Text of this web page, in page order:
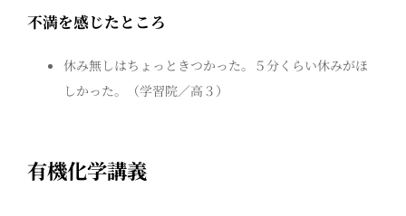
不満を感じたところ
休み無しはちょっときつかった。５分くらい休みがほ
しかった。（学習院／高３）
有機化学講義